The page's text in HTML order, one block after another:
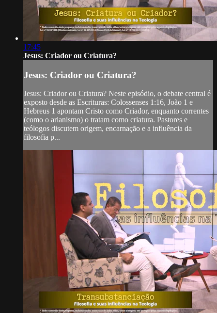
17:45
Jesus: Criador ou Criatura?
Jesus: Criador ou Criatura?
Jesus: Criador ou Criatura? Neste episódio, o debate central é
exposto desde as Escrituras: Colossenses 1:16, João 1 e
Hebreus 1 apontam Cristo como Criador, enquanto correntes
(como o arianismo) o tratam como criatura. Pastores e
teólogos discutem origem, encarnação e a influência da
filosofia p...